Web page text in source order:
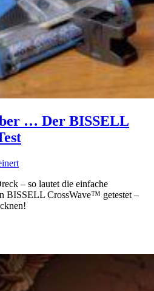
… Der BISSELL
– so lautet die einfache
BISSELL CrossWave™ getestet –